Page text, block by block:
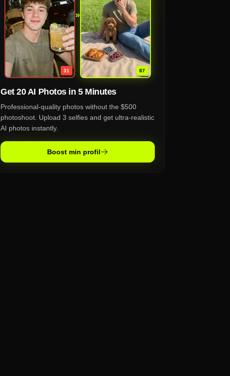
31
»
87
Get 20 AI Photos in 5 Minutes
Professional-quality photos without the $500
photoshoot. Upload 3 selfies and get ultra-realistic
AI photos instantly.
Boost min profil